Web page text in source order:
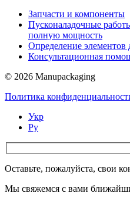
Запчасти и компоненты
Пусконаладочные
полную мощность
Определение элементов
Консультационная
© 2026 Manupackaging
Политика
Укр
Ру
Оставьте, пожалуйста, свои
Мы свяжемся с вами